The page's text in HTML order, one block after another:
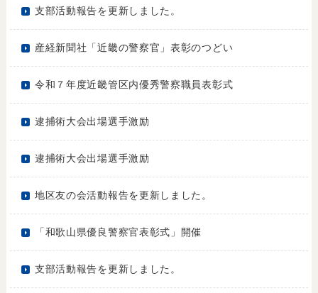
支部活動報告を更新しました。
産経新聞社「近畿の警察官」表彰のつどい
令和７年度近畿管区内優秀警察職員表彰式
逮捕術大会出場選手激励
逮捕術大会出場選手激励
地区友の会活動報告を更新しました。
「和歌山県優良警察官表彰式」開催
支部活動報告を更新しました。